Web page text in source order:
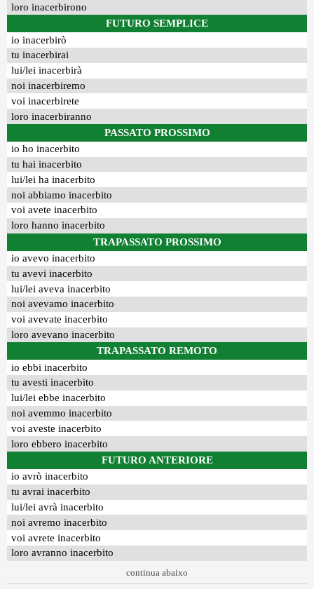
loro inacerbirono
FUTURO SEMPLICE
io inacerbirò
tu inacerbirai
lui/lei inacerbirà
noi inacerbiremo
voi inacerbirete
loro inacerbiranno
PASSATO PROSSIMO
io ho inacerbito
tu hai inacerbito
lui/lei ha inacerbito
noi abbiamo inacerbito
voi avete inacerbito
loro hanno inacerbito
TRAPASSATO PROSSIMO
io avevo inacerbito
tu avevi inacerbito
lui/lei aveva inacerbito
noi avevamo inacerbito
voi avevate inacerbito
loro avevano inacerbito
TRAPASSATO REMOTO
io ebbi inacerbito
tu avesti inacerbito
lui/lei ebbe inacerbito
noi avemmo inacerbito
voi aveste inacerbito
loro ebbero inacerbito
FUTURO ANTERIORE
io avrò inacerbito
tu avrai inacerbito
lui/lei avrà inacerbito
noi avremo inacerbito
voi avrete inacerbito
loro avranno inacerbito
continua abaixo